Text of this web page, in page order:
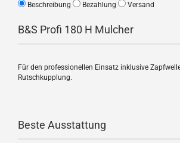
Beschreibung Bezahlung Versand
B&S Profi 180 H Mulcher
Für den professionellen Einsatz inklusive
Rutschkupplung.
Beste Ausstattung